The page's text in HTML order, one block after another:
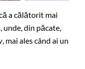
a călătorit mai
unde, din păcate,
, mai ales când ai un